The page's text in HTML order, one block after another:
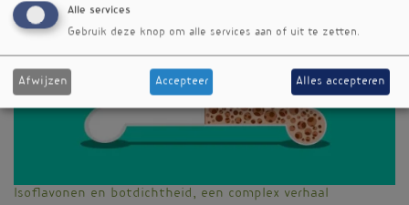
Meer nieuwsbriefartikelen
Isoflavonen en botdichtheid, een complex verhaal
Alle services
Gebruik deze knop om alle services aan of uit te zetten.
Afwijzen Accepteer Alles accepteren